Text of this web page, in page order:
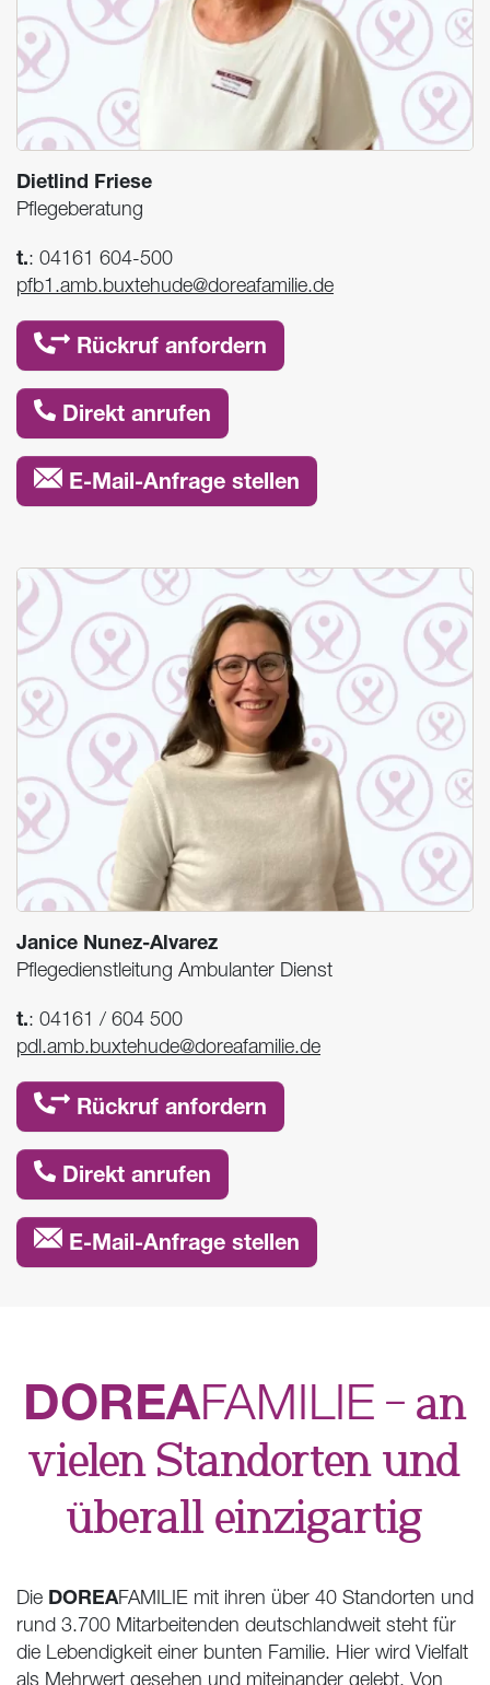
Dietlind Friese
Pflegeberatung
t.: 04161 604-500
pfb1.amb.buxtehude@doreafamilie.de
Rückruf anfordern
Direkt anrufen
E-Mail-Anfrage stellen
Janice Nunez-Alvarez
Pflegedienstleitung Ambulanter Dienst
t.: 04161 / 604 500
pdl.amb.buxtehude@doreafamilie.de
Rückruf anfordern
Direkt anrufen
E-Mail-Anfrage stellen
DOREAFAMILIE – an
vielen Standorten und
überall einzigartig
Die DOREAFAMILIE mit ihren über 40 Standorten und
rund 3.700 Mitarbeitenden deutschlandweit steht für
die Lebendigkeit einer bunten Familie. Hier wird Vielfalt
als Mehrwert gesehen und miteinander gelebt. Von